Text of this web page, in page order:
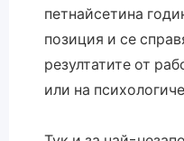
петнайсетина
позиция и се
резултатите от
или на